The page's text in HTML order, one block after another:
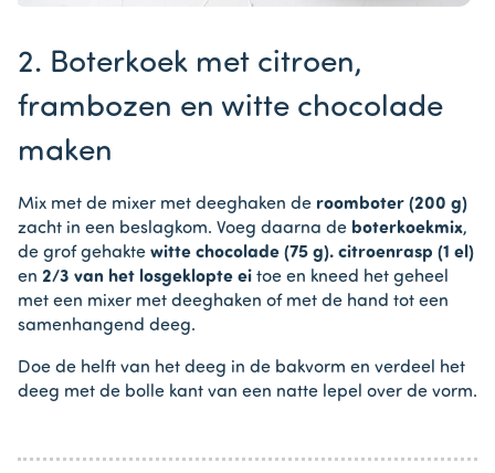
of
2. Boterkoek met citroen,
frambozen en witte chocolade
maken
Mix met de mixer met deeghaken de roomboter (200 g)
zacht in een beslagkom. Voeg daarna de boterkoekmix,
de grof gehakte witte chocolade (75 g). citroenrasp (1 el)
en 2/3 van het losgeklopte ei toe en kneed het geheel
met een mixer met deeghaken of met de hand tot een
samenhangend deeg.
Doe de helft van het deeg in de bakvorm en verdeel het
deeg met de bolle kant van een natte lepel over de vorm.